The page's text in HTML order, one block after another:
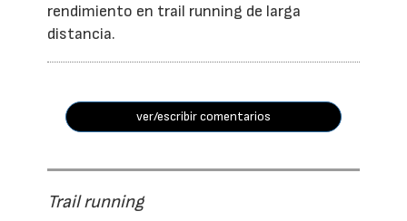
rendimiento en trail running de larga
distancia.
ver/escribir comentarios
Trail running